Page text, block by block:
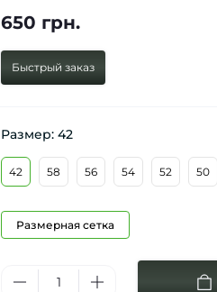
650 грн.
Быстрый заказ
Размер: 42
42 58 56 54 52 50
Размерная сетка